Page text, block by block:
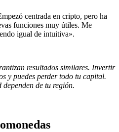
centrada en cripto, pero ha
funciones muy útiles. Me
igual de intuitiva».
resultados similares. Invertir
y puedes perder todo tu capital.
de tu región.